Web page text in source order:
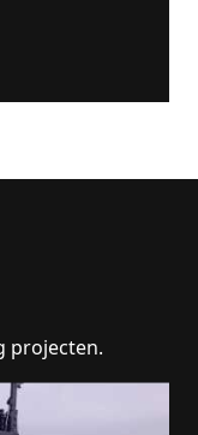
projecten.